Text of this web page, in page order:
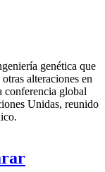
genética que
alteraciones en
conferencia global
Unidas, reunido